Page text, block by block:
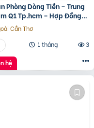
Phòng Dòng Tiền – Trung
Q1 Tp.hcm – Hợp Đồng
250 Triệu/Tháng – 115
Cần Thơ
1 tháng
3
hệ